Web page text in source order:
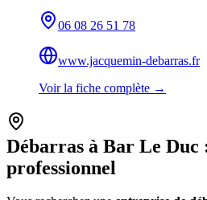
06 08 26 51 78
www.jacquemin-debarras.fr
Voir la fiche complète →
Débarras à Bar Le Duc
professionnel